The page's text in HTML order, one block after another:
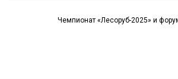
Чемпионат «Лесоруб-2025» и